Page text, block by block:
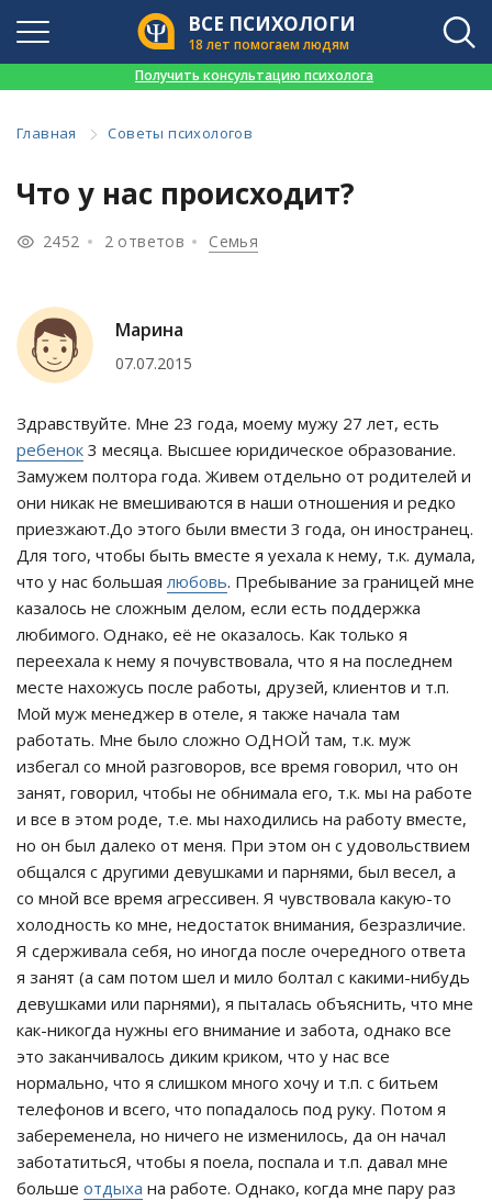
ВСЕ ПСИХОЛОГИ
18 лет помогаем людям
Получить консультацию психолога
Главная Советы психологов
Что у нас происходит?
2452 2 ответов Семья
Марина
07.07.2015
Здравствуйте. Мне 23 года, моему мужу 27 лет, есть
ребенок 3 месяца. Высшее юридическое образование.
Замужем полтора года. Живем отдельно от родителей и
они никак не вмешиваются в наши отношения и редко
приезжают.До этого были вмести 3 года, он иностранец.
Для того, чтобы быть вместе я уехала к нему, т.к. думала,
что у нас большаялюбовь. Пребывание за границей мне
казалось не сложным делом, если есть поддержка
любимого. Однако, её не оказалось. Как только я
переехала к нему я почувствовала, что я на последнем
месте нахожусь после работы, друзей, клиентов и т.п.
Мой муж менеджер в отеле, я также начала там
работать. Мне было сложно ОДНОЙ там, т.к. муж
избегал со мной разговоров, все время говорил, что он
занят, говорил, чтобы не обнимала его, т.к. мы на работе
и все в этом роде, т.е. мы находились на работу вместе,
но он был далеко от меня. При этом он с удовольствием
общался с другими девушками и парнями, был весел, а
со мной все время агрессивен. Я чувствовала какую-то
холодность ко мне, недостаток внимания, безразличие.
Я сдерживала себя, но иногда после очередного ответа
я занят (а сам потом шел и мило болтал с какими-нибудь
девушками или парнями), я пыталась объяснить, что мне
как-никогда нужны его внимание и забота, однако все
это заканчивалось диким криком, что у нас все
нормально, что я слишком много хочу и т.п. с битьем
телефонов и всего, что попадалось под руку. Потом я
забеременела, но ничего не изменилось, да он начал
заботатитьсЯ, чтобы я поела, поспала и т.п. давал мне
больше отдыха на работе. Однако, когда мне пару раз